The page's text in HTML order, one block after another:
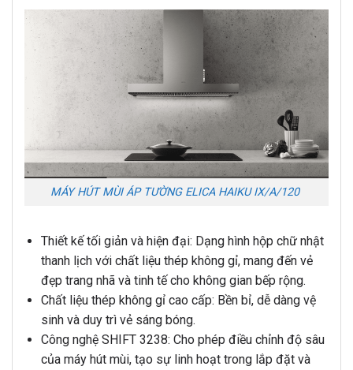
MÁY HÚT MÙI ÁP TƯỜNG ELICA HAIKU IX/A/120
Thiết kế tối giản và hiện đại: Dạng hình hộp chữ nhật
thanh lịch với chất liệu thép không gỉ, mang đến vẻ
đẹp trang nhã và tinh tế cho không gian bếp rộng.
Chất liệu thép không gỉ cao cấp: Bền bỉ, dễ dàng vệ
sinh và duy trì vẻ sáng bóng.
Công nghệ SHIFT 3238: Cho phép điều chỉnh độ sâu
của máy hút mùi, tạo sự linh hoạt trong lắp đặt và